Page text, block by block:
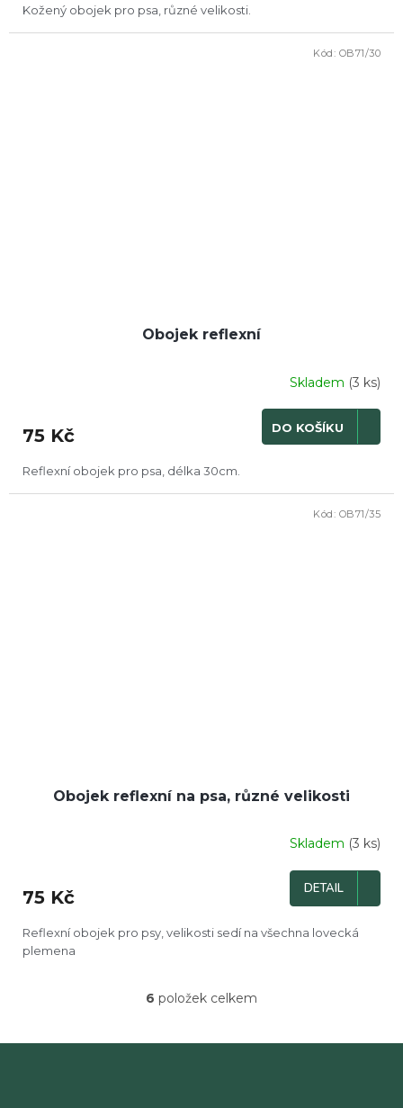
Kožený obojek pro psa, různé velikosti.
Obojek reflexní
Skladem (3 ks)
75 Kč DO KOŠÍKU
Reflexní obojek pro psa, délka 30cm.
Kód: OB71/30
Obojek reflexní na psa, různé velikosti
Skladem (3 ks)
75 Kč DETAIL
Reflexní obojek pro psy, velikosti sedí na všechna lovecká
plemena
Kód: OB71/35
O
l
6 položek celkem